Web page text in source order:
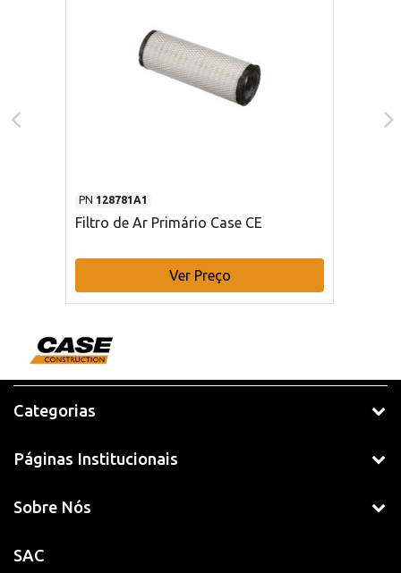
PN 128781A1
Filtro de Ar Primário Case CE
Ver Preço
Categorias
Páginas Institucionais
Sobre Nós
SAC